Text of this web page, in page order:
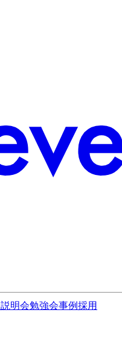
明会勉強会事例採用